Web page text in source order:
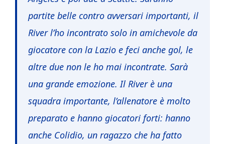
partite belle contro avversari importanti, il
River l’ho incontrato solo in amichevole da
giocatore con la Lazio e feci anche gol, le
altre due non le ho mai incontrate. Sarà
una grande emozione. Il River è una
squadra importante, l’allenatore è molto
preparato e hanno giocatori forti: hanno
anche Colidio, un ragazzo che ha fatto